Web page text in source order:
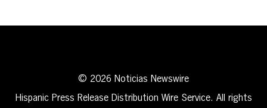
© 2026 Noticias Newswire
Hispanic Press Release Distribution Wire Service. All rights